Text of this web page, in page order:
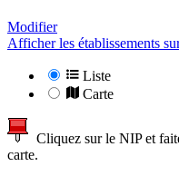
Modifier
Afficher les établissements
Liste
Carte
Cliquez sur le NIP et
carte.